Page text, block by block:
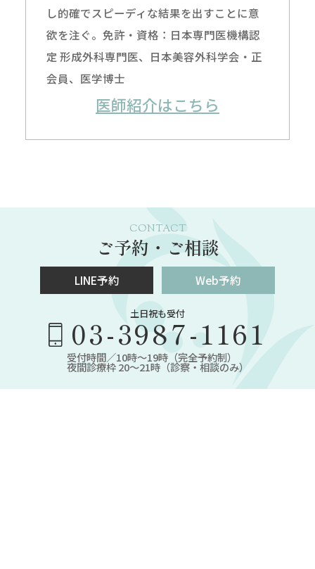
し的確でスピーディな結果を出すことに意
欲を注ぐ。免許・資格：日本専門医機構認
定 形成外科専門医、日本美容外科学会・正
会員、医学博士
医師紹介はこちら
CONTACT
ご予約・ご相談
LINE予約 Web予約
土日祝も受付
03-3987-1161
受付時間／10時～19時（完全予約制）
夜間診療枠 20～21時（診察・相談のみ）